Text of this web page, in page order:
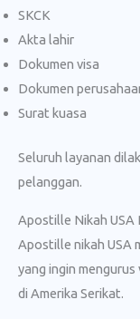
SKCK
Akta lahir
Dokumen visa
Dokumen
Surat kuasa
Seluruh layanan
pelanggan.
Apostille Nikah USA
Apostille nikah USA
yang ingin mengurus
di Amerika Serikat.